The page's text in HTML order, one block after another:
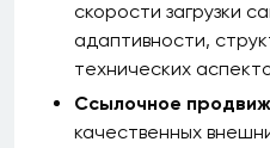
скорости загрузки
адаптивности,
технических
Ссылочное
качественных